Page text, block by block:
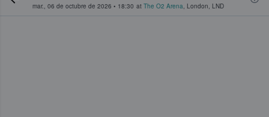
mar., 06 de octubre de 2026 • 18:30 at The O2 Arena, London, LND